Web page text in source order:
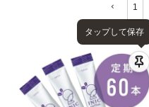
1
タップして保存